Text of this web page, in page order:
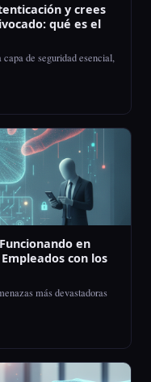
y crees
qué es el
de seguridad esencial,
en
con los
más devastadoras